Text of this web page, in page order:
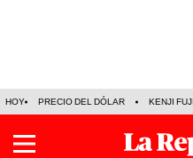
HOY PRECIO DEL DÓLAR KENJI